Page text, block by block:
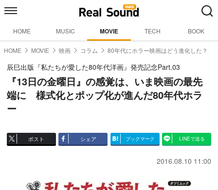
HOME MUSIC MOVIE TECH BOOK
HOME MOVIE 映画 コラム 80年代にホラー映画はどう進化した？
辰巳出版『私たちが愛した80年代洋画』発売記念Part.03
『13日の金曜日』の感覚は、いま映画の最先
端に 様式化とポップ化が進んだ80年代ホラ
ー
ポスト シェア ブックマーク LINEで送る
2016.08.10 11:00